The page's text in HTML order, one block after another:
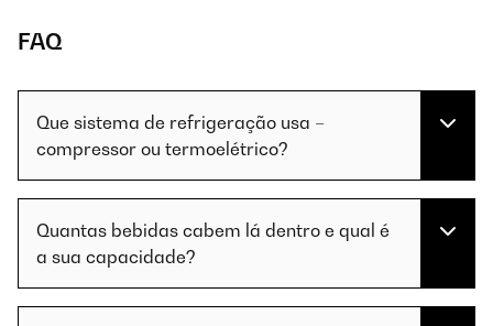
FAQ
Que sistema de refrigeração usa –
compressor ou termoelétrico?
Quantas bebidas cabem lá dentro e qual é
a sua capacidade?